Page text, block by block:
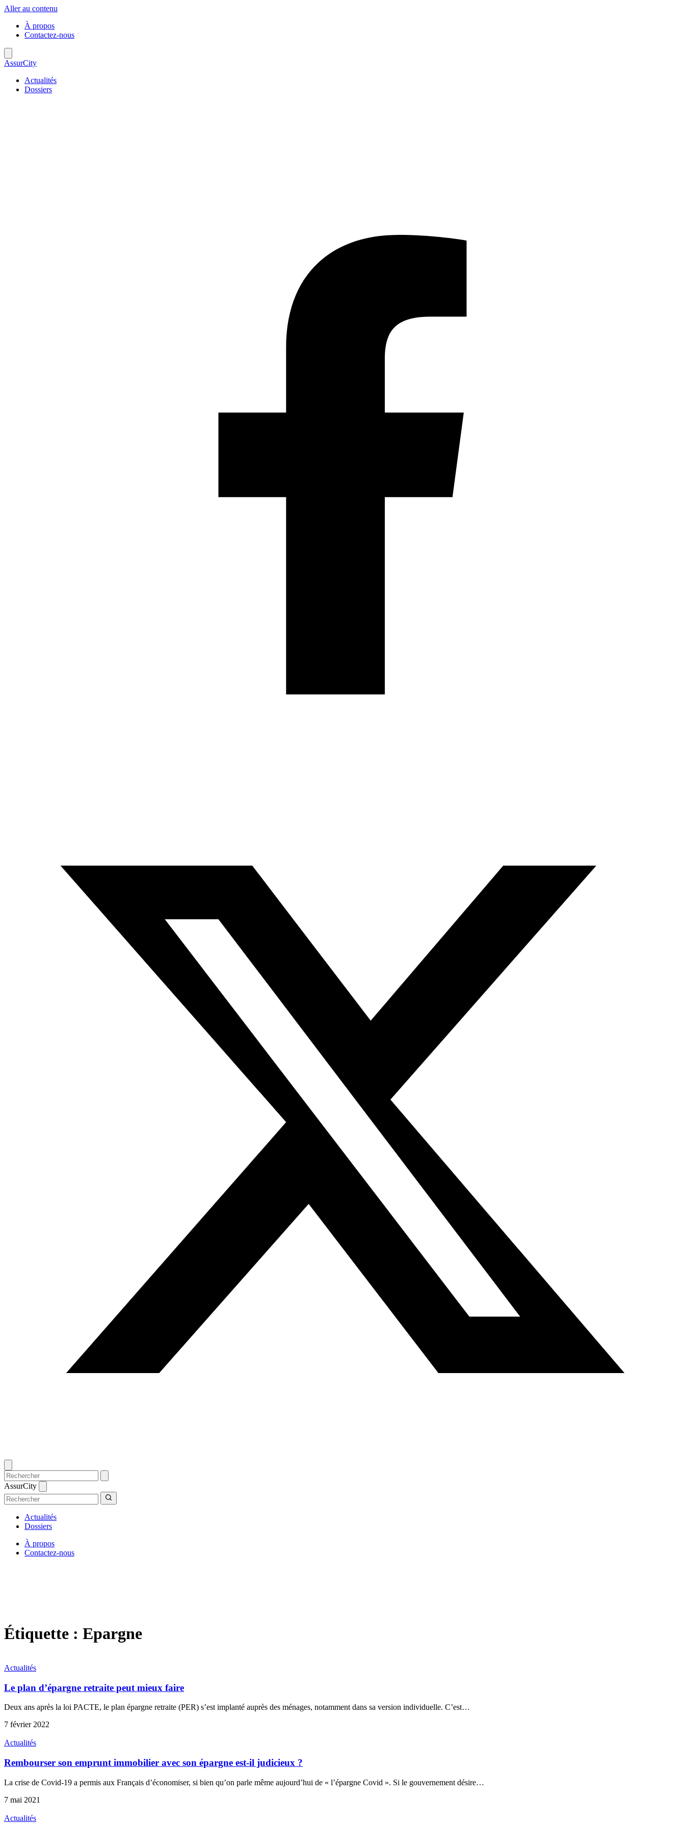
Aller au contenu
À propos
Contactez-nous
AssurCity
Actualités
Dossiers
AssurCity
Actualités
Dossiers
À propos
Contactez-nous
Étiquette : Epargne
Actualités
Le plan d’épargne retraite peut mieux faire
Deux ans après la loi PACTE, le plan épargne retraite (PER) s’est implanté auprès des ménages, notamment dans sa version individuelle. C’est…
7 février 2022
Actualités
Rembourser son emprunt immobilier avec son épargne est-il judicieux ?
La crise de Covid-19 a permis aux Français d’économiser, si bien qu’on parle même aujourd’hui de « l’épargne Covid ». Si le gouvernement désire…
7 mai 2021
Actualités